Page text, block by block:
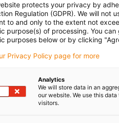
protects your privacy by
Regulation (GDPR). We will
to and only to the extent not
purpose(s) of processing. You
purposes below or by clicking
Privacy Policy page for more
Analytics
We will store data in an
our website. We use this
visitors.